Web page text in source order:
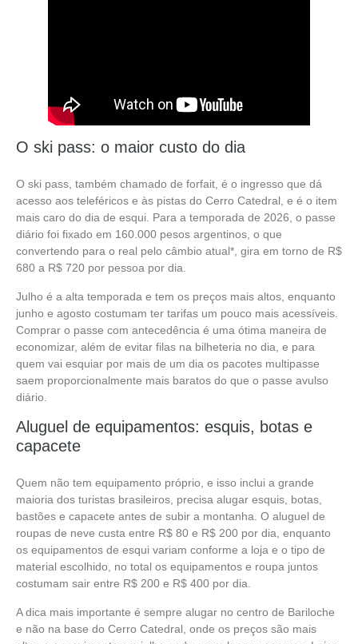
O ski pass: o maior custo do dia
O ski pass, também chamado de forfait, é o ingresso que dá
acesso aos teleféricos e às pistas do Cerro Catedral, e é o item
mais caro do dia de esqui. Para a temporada de 2026, o passe
diário foi fixado em 160.000 pesos argentinos, o que
convertendo para o real pelo câmbio atual*, gira em torno de R$
680 a R$ 720 por pessoa por dia.
Julho é a alta temporada e tem os preços mais altos, enquanto
junho e agosto costumam ter tarifas um pouco mais acessíveis.
Comprar o passe com antecedência é uma ótima maneira de
economizar, além de evitar filas na bilheteria no dia, e para
quem vai esquiar por mais de um dia os pacotes multipasse
saem proporcionalmente mais baratos do que o passe avulso
diário.
Aluguel de equipamentos: esquis, botas e
capacete
Quem não tem equipamento próprio, e isso inclui a grande
maioria dos turistas brasileiros, precisa alugar esquis, botas,
bastões e capacete antes de subir a montanha. O aluguel de
roupas de neve custa entre R$ 80 e R$ 200 por dia, enquanto
os equipamentos de esqui variam conforme a loja e o tipo de
material escolhido, no total os equipamentos e roupa juntos
costumam sair entre R$ 200 e R$ 400 por dia.
A dica mais importante é sempre alugar no centro de Bariloche
e não na base do Cerro Catedral, onde os preços são mais